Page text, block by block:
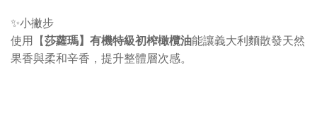
✨小撇步
使用【莎蘿瑪】有機特級初榨橄欖油能讓義大利麵散發天然
果香與柔和辛香，提升整體層次感。